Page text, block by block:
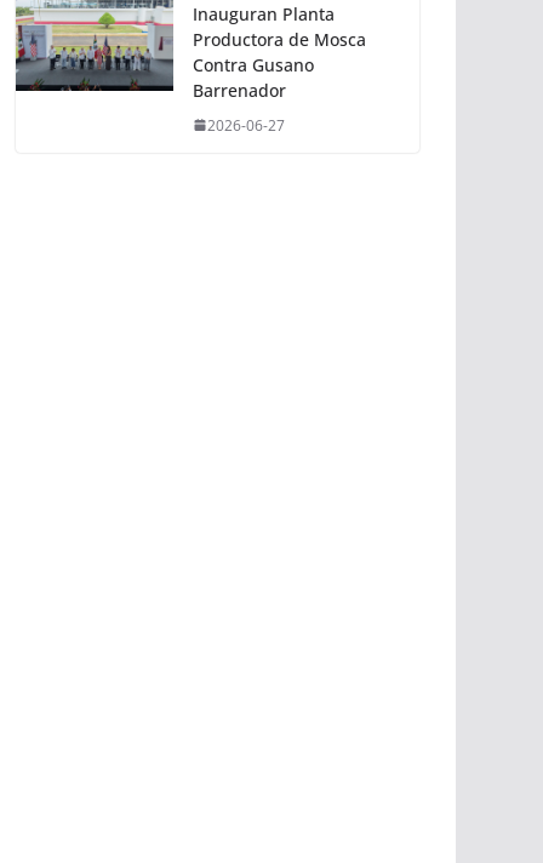
Inauguran Planta
Productora de Mosca
Contra Gusano
Barrenador
2026-06-27